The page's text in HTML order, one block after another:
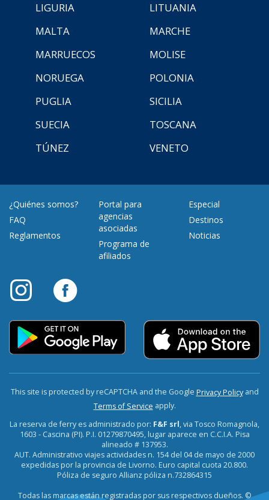
LIGURIA
LITUANIA
MALTA
MARCHE
MARRUECOS
MOLISE
NORUEGA
POLONIA
PUGLIA
SICILIA
SUECIA
TOSCANA
TÚNEZ
VENETO
¿Quiénes somos?
FAQ
Reglamentos
Portal para
agencias
asociadas
Programa de
afiliados
Especial
Destinos
Noticias
This site is protected by reCAPTCHA and the Google Privacy Policyand
Terms of Service apply.
La reserva de ferry es administrado por: F&F srl, via Tosco Romagnola,
1603 - Cascina (PI). P.I. 01279870495, lugar aparece en C.C.I.A. Pisa
alineado # 137953.
AUT. Administrativo viajes actividades n. 154 del 04 de mayo de 2000
expedidas por la provincia de Livorno. Euro capital cuota 20.800.
Póliza de seguro Allianz póliza n.732864315
Todas las marcas están registradas por sus respectivos dueños. ©